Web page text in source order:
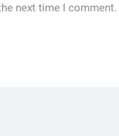
next time I comment.